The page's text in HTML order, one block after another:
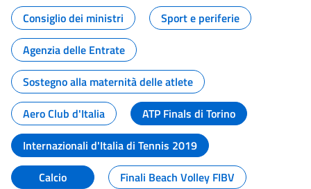
Consiglio dei ministri
Sport e periferie
Agenzia delle Entrate
Sostegno alla maternità delle atlete
Aero Club d'Italia
ATP Finals di Torino
Internazionali d'Italia di Tennis 2019
Calcio
Finali Beach Volley FIBV